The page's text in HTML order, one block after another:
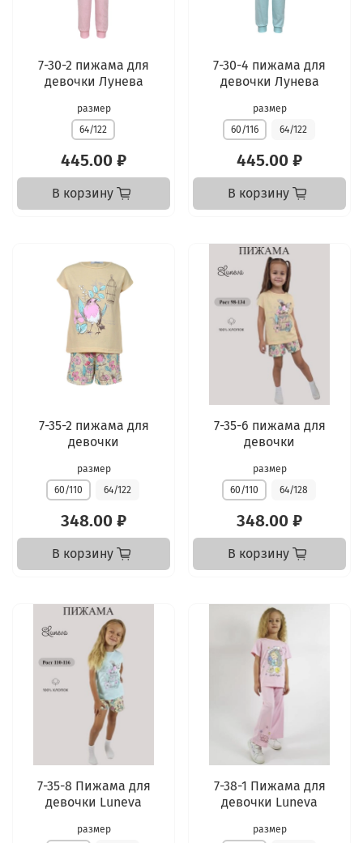
7-30-2 пижама для
девочки Лунева
размер
64/122
445.00 ₽
В корзину
7-30-4 пижама для
девочки Лунева
размер
60/116
64/122
445.00 ₽
В корзину
7-35-2 пижама для
девочки
размер
60/110
64/122
348.00 ₽
В корзину
7-35-6 пижама для
девочки
размер
60/110
64/128
348.00 ₽
В корзину
7-35-8 Пижама для
девочки Luneva
размер
7-38-1 Пижама для
девочки Luneva
размер